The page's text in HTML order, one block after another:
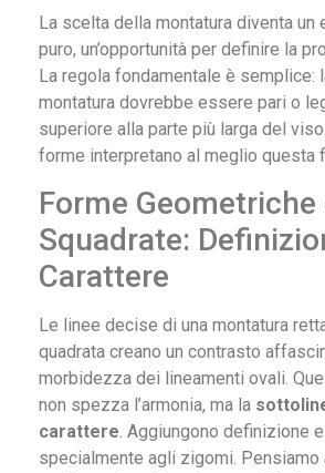
La scelta della montatura diventa
puro, un’opportunità per definire la
La regola fondamentale è semplice:
montatura dovrebbe essere pari o
superiore alla parte più larga del
forme interpretano al meglio questa
Forme Geometriche
Squadrate:
Carattere
Le linee decise di una montatura
quadrata creano un contrasto
morbidezza dei lineamenti ovali.
non spezza l’armonia, ma la
carattere. Aggiungono definizione
specialmente agli zigomi. Pensiamo